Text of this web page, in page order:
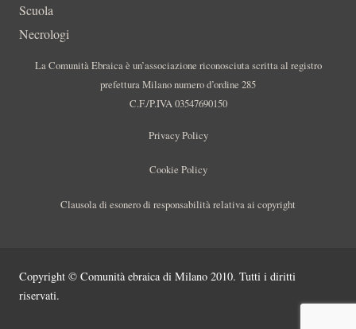
Scuola
Necrologi
La Comunità Ebraica è un’associazione riconosciuta scritta al registro
prefettura Milano numero d’ordine 285
C.F./P.IVA 03547690150
Privacy Policy
Cookie Policy
Clausola di esonero di responsabilità relativa ai copyright
Copyright © Comunità ebraica di Milano 2010. Tutti i diritti
riservati.